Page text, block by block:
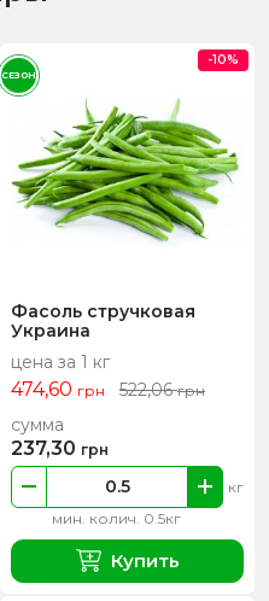
Фасоль стручковая
Украина
цена за 1 кг
474,60 грн 522,06грн
мин. колич. 0.5кг
кг
сумма
237,30 грн
Купить
-10%
СЕЗОН